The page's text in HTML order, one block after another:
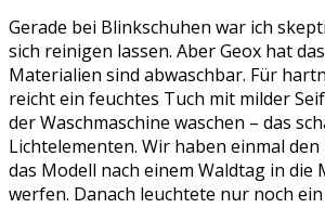
Gerade bei Blinkschuhen war ich
sich reinigen lassen. Aber Geox hat
Materialien sind abwaschbar. Für
reicht ein feuchtes Tuch mit milder
der Waschmaschine waschen – das
Lichtelementen. Wir haben einmal den
das Modell nach einem Waldtag in die
werfen. Danach leuchtete nur noch ein